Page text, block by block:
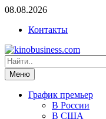
08.08.2026
Контакты
Меню
График премьер
В России
В США